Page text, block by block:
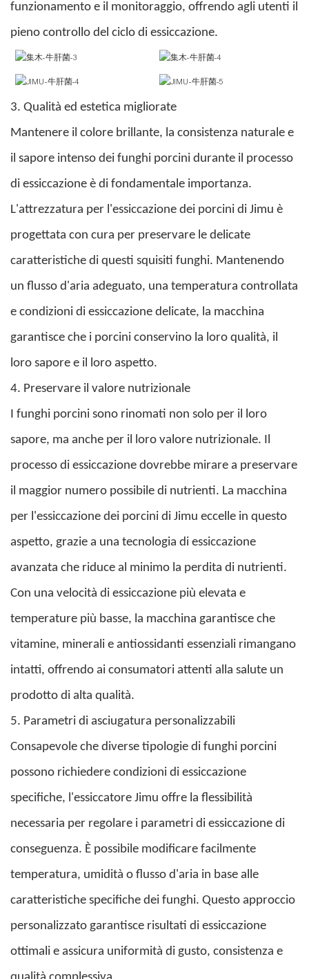
funzionamento e il monitoraggio, offrendo agli utenti il
​​pieno controllo del ciclo di essiccazione.
3. Qualità ed estetica migliorate
Mantenere il colore brillante, la consistenza naturale e
il sapore intenso dei funghi porcini durante il processo
di essiccazione è di fondamentale importanza.
L'attrezzatura per l'essiccazione dei porcini di Jimu è
progettata con cura per preservare le delicate
caratteristiche di questi squisiti funghi. Mantenendo
un flusso d'aria adeguato, una temperatura controllata
e condizioni di essiccazione delicate, la macchina
garantisce che i porcini conservino la loro qualità, il
loro sapore e il loro aspetto.
4. Preservare il valore nutrizionale
I funghi porcini sono rinomati non solo per il loro
sapore, ma anche per il loro valore nutrizionale. Il
processo di essiccazione dovrebbe mirare a preservare
il maggior numero possibile di nutrienti. La macchina
per l'essiccazione dei porcini di Jimu eccelle in questo
aspetto, grazie a una tecnologia di essiccazione
avanzata che riduce al minimo la perdita di nutrienti.
Con una velocità di essiccazione più elevata e
temperature più basse, la macchina garantisce che
vitamine, minerali e antiossidanti essenziali rimangano
intatti, offrendo ai consumatori attenti alla salute un
prodotto di alta qualità.
5. Parametri di asciugatura personalizzabili
Consapevole che diverse tipologie di funghi porcini
possono richiedere condizioni di essiccazione
specifiche, l'essiccatore Jimu offre la flessibilità
necessaria per regolare i parametri di essiccazione di
conseguenza. È possibile modificare facilmente
temperatura, umidità o flusso d'aria in base alle
caratteristiche specifiche dei funghi. Questo approccio
personalizzato garantisce risultati di essiccazione
ottimali e assicura uniformità di gusto, consistenza e